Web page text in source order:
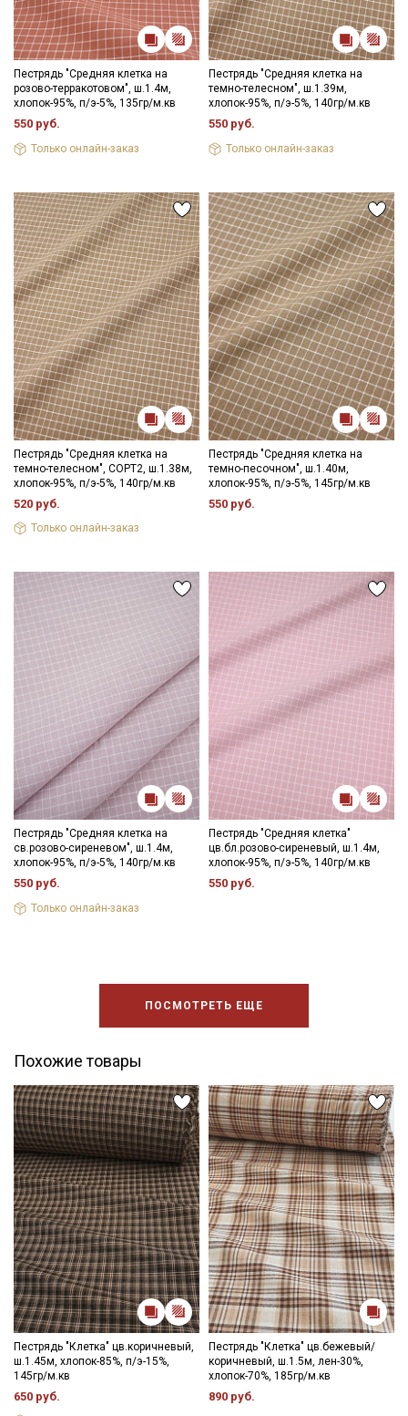
Пестрядь "Средняя клетка на
розово-терракотовом", ш.1.4м,
хлопок-95%, п/э-5%, 135гр/м.кв
550 руб.
Только онлайн-заказ
Пестрядь "Средняя клетка на
темно-телесном", ш.1.39м,
хлопок-95%, п/э-5%, 140гр/м.кв
550 руб.
Только онлайн-заказ
Пестрядь "Средняя клетка на
темно-телесном", СОРТ2, ш.1.38м,
хлопок-95%, п/э-5%, 140гр/м.кв
520 руб.
Только онлайн-заказ
Пестрядь "Средняя клетка на
темно-песочном", ш.1.40м,
хлопок-95%, п/э-5%, 145гр/м.кв
550 руб.
Пестрядь "Средняя клетка на
св.розово-сиреневом", ш.1.4м,
хлопок-95%, п/э-5%, 140гр/м.кв
550 руб.
Только онлайн-заказ
Пестрядь "Средняя клетка"
цв.бл.розово-сиреневый, ш.1.4м,
хлопок-95%, п/э-5%, 140гр/м.кв
550 руб.
ПОСМОТРЕТЬ ЕЩЕ
Похожие товары
Пестрядь "Клетка" цв.коричневый,
ш.1.45м, хлопок-85%, п/э-15%,
145гр/м.кв
650 руб.
Пестрядь "Клетка" цв.бежевый/
коричневый, ш.1.5м, лен-30%,
хлопок-70%, 185гр/м.кв
890 руб.
Секретная рассылка от Купава
Мы публикуем здесь дополнительные
промокоды и скидки до 30% на узкие
категории тканей
Электронная почта
Подписаться
Ознакомлен(а) с
Политикой обработки персональных
данных и даю
Согласие на обработку персональных
данных
Даю Согласие на получение рекламных и
информационных рассылок